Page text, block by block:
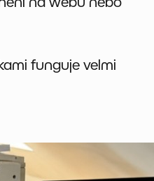
na webu nebo
funguje velmi